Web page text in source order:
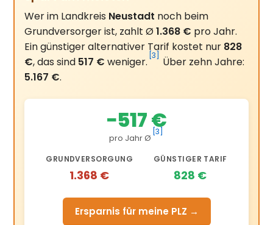
Wer im Landkreis Neustadt noch beim
Grundversorger ist, zahlt Ø1.368 € pro Jahr.
Ein günstiger alternativer Tarif kostet nur 828
€, das sind 517 € weniger. [3]
Über zehn Jahre:
5.167 €.
−517 €
pro Jahr Ø
[3]
GRUNDVERSORGUNG
1.368 €
GÜNSTIGER TARIF
828 €
Ersparnis für meine PLZ →